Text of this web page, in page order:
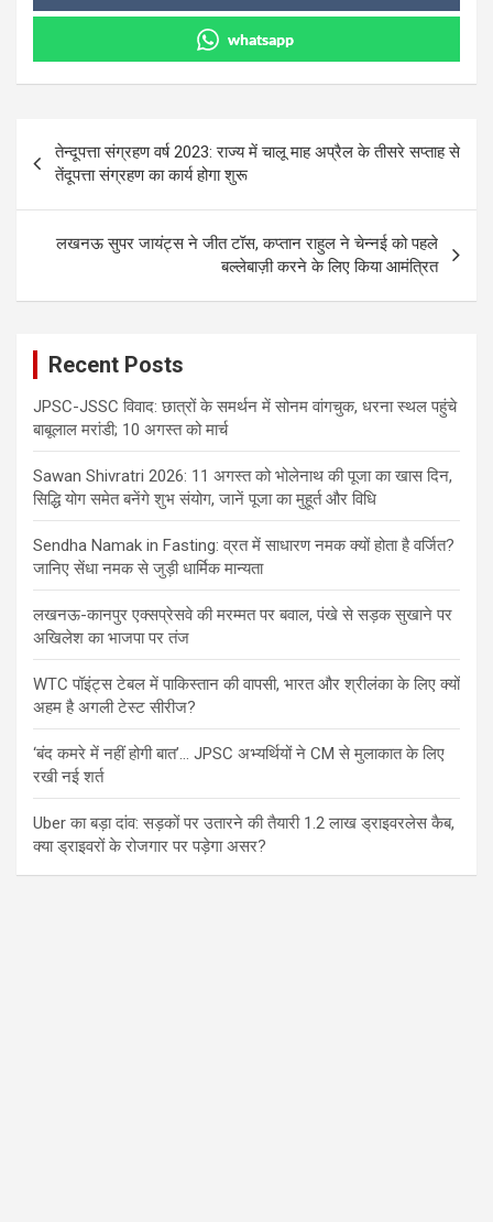
whatsapp
Post
navigation
तेन्दूपत्ता संग्रहण वर्ष 2023: राज्य में चालू माह अप्रैल के तीसरे सप्ताह से
तेंदूपत्ता संग्रहण का कार्य होगा शुरू
लखनऊ सुपर जायंट्स ने जीत टॉस, कप्तान राहुल ने चेन्नई को पहले
बल्लेबाज़ी करने के लिए किया आमंत्रित
Recent Posts
JPSC-JSSC विवाद: छात्रों के समर्थन में सोनम वांगचुक, धरना स्थल पहुंचे
बाबूलाल मरांडी; 10 अगस्त को मार्च
Sawan Shivratri 2026: 11 अगस्त को भोलेनाथ की पूजा का खास दिन,
सिद्धि योग समेत बनेंगे शुभ संयोग, जानें पूजा का मुहूर्त और विधि
Sendha Namak in Fasting: व्रत में साधारण नमक क्यों होता है वर्जित?
जानिए सेंधा नमक से जुड़ी धार्मिक मान्यता
लखनऊ-कानपुर एक्सप्रेसवे की मरम्मत पर बवाल, पंखे से सड़क सुखाने पर
अखिलेश का भाजपा पर तंज
WTC पॉइंट्स टेबल में पाकिस्तान की वापसी, भारत और श्रीलंका के लिए क्यों
अहम है अगली टेस्ट सीरीज?
‘बंद कमरे में नहीं होगी बात’… JPSC अभ्यर्थियों ने CM से मुलाकात के लिए
रखी नई शर्त
Uber का बड़ा दांव: सड़कों पर उतारने की तैयारी 1.2 लाख ड्राइवरलेस कैब,
क्या ड्राइवरों के रोजगार पर पड़ेगा असर?